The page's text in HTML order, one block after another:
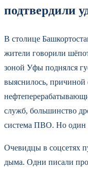
подтвердили
В столице
жители говорили
зоной Уфы поднялся
выяснилось, причиной
служб, большинство
система ПВО. Но один
Очевидцы в соцсетях
дыма. Одни писали